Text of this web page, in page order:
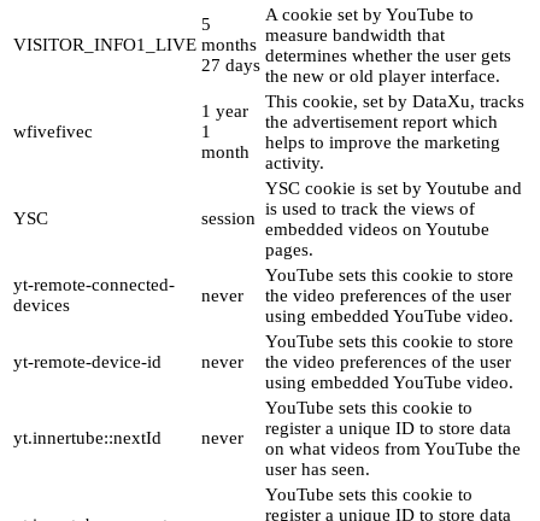
VISITOR_INFO1_LIVE
5
months
27 days
A cookie set by YouTube to
measure bandwidth that
determines whether the user gets
the new or old player interface.
wfivefivec
1 year
1
month
This cookie, set by DataXu, tracks
the advertisement report which
helps to improve the marketing
activity.
YSC session
YSC cookie is set by Youtube and
is used to track the views of
embedded videos on Youtube
pages.
yt-remote-connected-
devices
never
YouTube sets this cookie to store
the video preferences of the user
using embedded YouTube video.
yt-remote-device-id never
YouTube sets this cookie to store
the video preferences of the user
using embedded YouTube video.
yt.innertube::nextId never
YouTube sets this cookie to
register a unique ID to store data
on what videos from YouTube the
user has seen.
YouTube sets this cookie to
register a unique ID to store data